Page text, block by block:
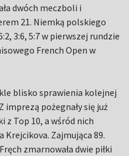
dwóch meczboli i
21. Niemką polskiego
3:6, 5:7 w pierwszej rundzie
French Open w
blisko sprawienia kolejnej
pożegnały się już
z Top 10, a wśród nich
Krejcikova. Zajmująca 89.
zmarnowała dwie piłki